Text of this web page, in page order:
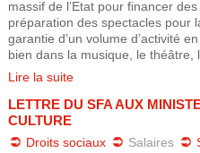
massif de l’Etat pour financer
préparation des spectacles pour
garantie d’un volume d’activité
bien dans la musique, le théâtre,
Lire la suite
LETTRE DU SFA AUX
CULTURE
Droits sociaux Salaires